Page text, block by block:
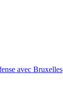
avec Bruxelles